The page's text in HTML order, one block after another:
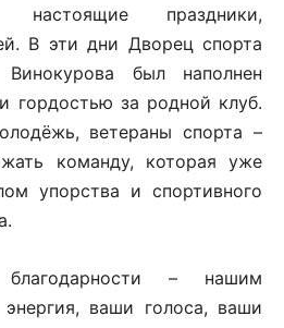
праздники,
В эти дни Дворец спорта
был наполнен
гордостью за родной клуб.
ветераны спорта –
команду, которая уже
упорства и спортивного
– нашим
ваши голоса, ваши